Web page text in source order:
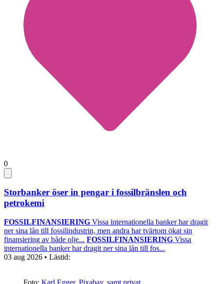
0
Storbanker öser in pengar i fossilbränslen och
petrokemi
FOSSILFINANSIERING Vissa internationella banker har dragit
ner sina lån till fossilindustrin, men andra har tvärtom ökat sin
finansiering av både olje... FOSSILFINANSIERING Vissa
internationella banker har dragit ner sina lån till fos...
03 aug 2026 • Lästid: